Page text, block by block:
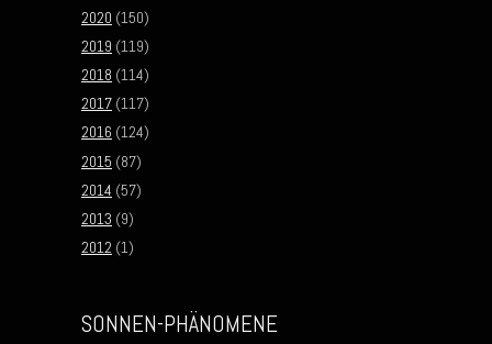
2020 (150)
2019 (119)
2018 (114)
2017 (117)
2016 (124)
2015 (87)
2014 (57)
2013 (9)
2012 (1)
SONNEN-PHÄNOMENE